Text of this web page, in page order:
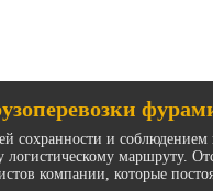
сохранности и
маршруту.
компании, которые